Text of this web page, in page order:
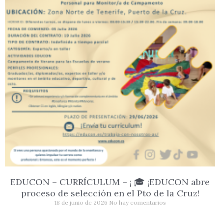
EDUCON – CURRÍCULUM – ¡ 🎓 ¡EDUCON abre
proceso de selección en el Pto de la Cruz!
18 de junio de 2026 No hay comentarios